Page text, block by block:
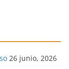
26 junio, 2026